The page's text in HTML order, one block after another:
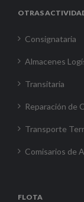
OTRAS
Consignataria
Almacenes
Transitaria
Reparación de
Transporte
Comisarios de
FLOTA